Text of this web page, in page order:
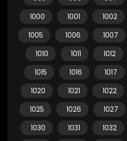
1000
1001 1002
1005
1006 1007
1010
1011 1012
1015
1016 1017
1020
1021 1022
1025
1026 1027
1030
1031 1032